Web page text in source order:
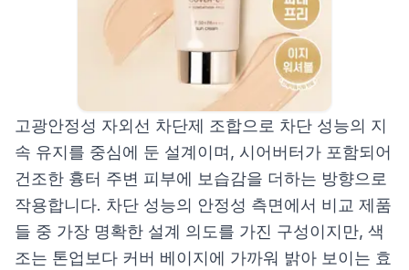
고광안정성 자외선 차단제 조합으로 차단 성능의 지
속 유지를 중심에 둔 설계이며, 시어버터가 포함되어
건조한 흉터 주변 피부에 보습감을 더하는 방향으로
작용합니다. 차단 성능의 안정성 측면에서 비교 제품
들 중 가장 명확한 설계 의도를 가진 구성이지만, 색
조는 톤업보다 커버 베이지에 가까워 밝아 보이는 효